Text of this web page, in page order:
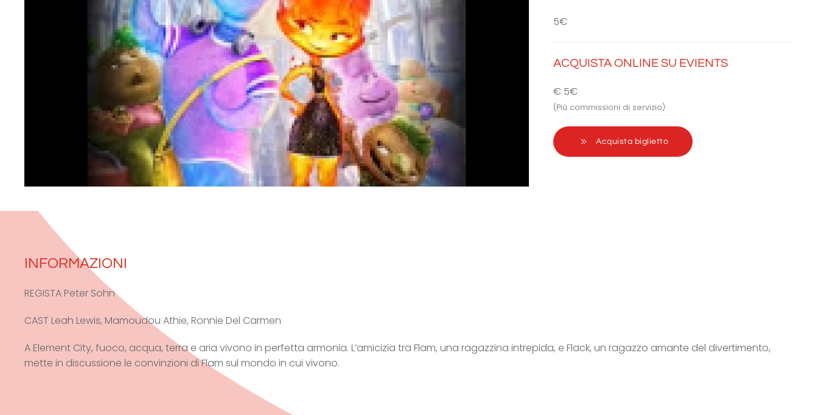
5€
ACQUISTA ONLINE SU EVIENTS
€ 5€
(Più commissioni di servizio)
Acquista biglietto
INFORMAZIONI
REGISTAPeter Sohn
CAST Leah Lewis, Mamoudou Athie, Ronnie Del Carmen
A Element City, fuoco, acqua, terra e aria vivono in perfetta armonia. L’amicizia tra Flam, una ragazzina intrepida, e Flack, un ragazzo amante del divertimento,
mette in discussione le convinzioni di Flam sul mondo in cui vivono.